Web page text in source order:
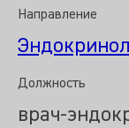
Направление
Должность
врач-